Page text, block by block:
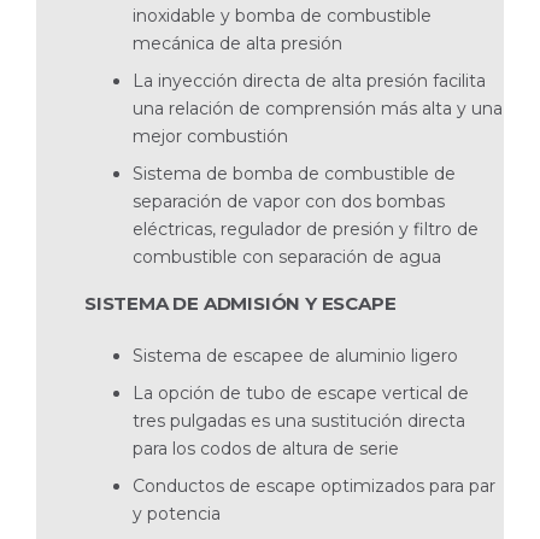
inoxidable y bomba de combustible
mecánica de alta presión
La inyección directa de alta presión facilita
una relación de comprensión más alta y una
mejor combustión
Sistema de bomba de combustible de
separación de vapor con dos bombas
eléctricas, regulador de presión y filtro de
combustible con separación de agua
SISTEMA DE ADMISIÓN Y ESCAPE
Sistema de escapee de aluminio ligero
La opción de tubo de escape vertical de
tres pulgadas es una sustitución directa
para los codos de altura de serie
Conductos de escape optimizados para par
y potencia